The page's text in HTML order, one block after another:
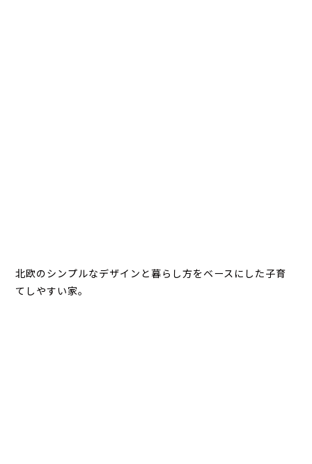
北欧のシンプルなデザインと暮らし方をベースにした子育
てしやすい家。